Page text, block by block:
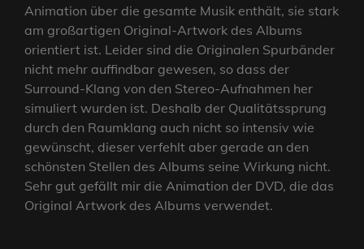
Animation über die gesamte Musik enthält, sie stark
am großartigen Original-Artwork des Albums
orientiert ist. Leider sind die Originalen Spurbänder
nicht mehr auffindbar gewesen, so dass der
Surround-Klang von den Stereo-Aufnahmen her
simuliert wurden ist. Deshalb der Qualitätssprung
durch den Raumklang auch nicht so intensiv wie
gewünscht, dieser verfehlt aber gerade an den
schönsten Stellen des Albums seine Wirkung nicht.
Sehr gut gefällt mir die Animation der DVD, die das
Original Artwork des Albums verwendet.